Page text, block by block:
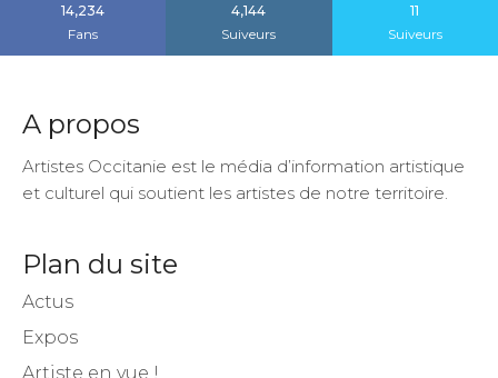
14,234
Fans
4,144
Suiveurs
11
Suiveurs
A propos
Artistes Occitanie est le média d’information artistique
et culturel qui soutient les artistes de notre territoire.
Plan du site
Actus
Expos
Artiste en vue !